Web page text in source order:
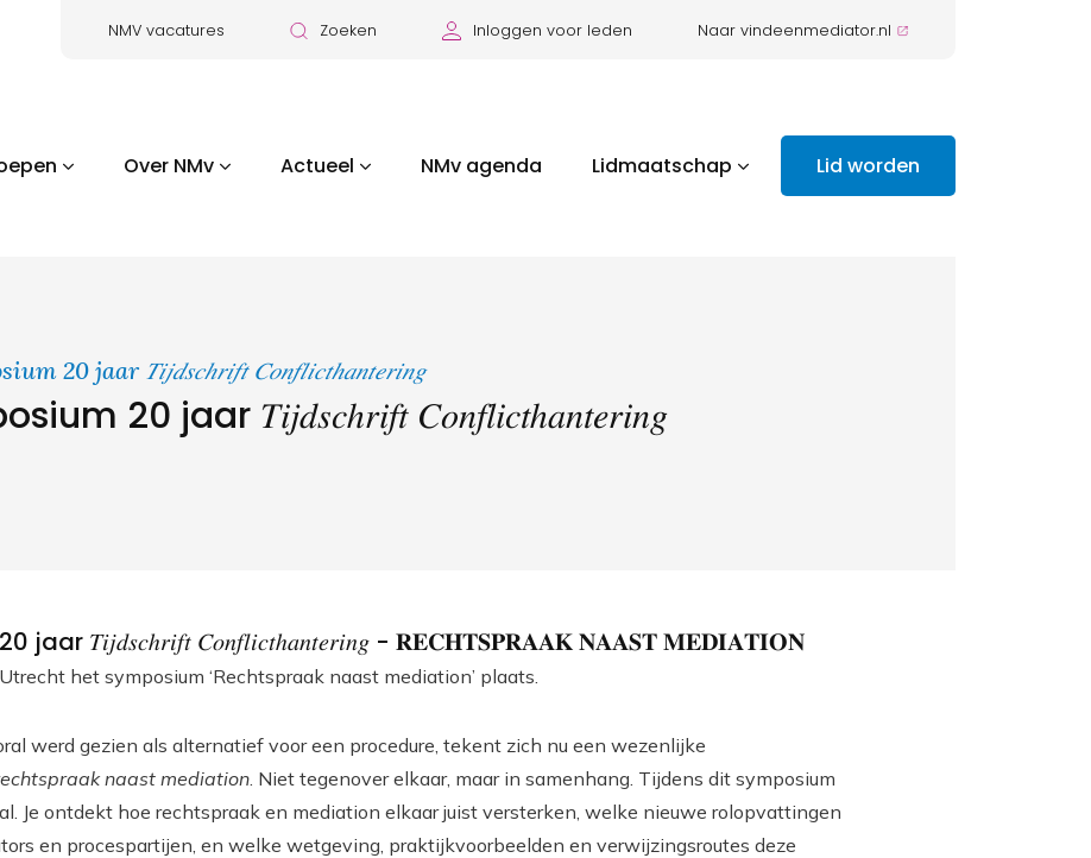
NMV vacatures Zoeken Inloggen voor leden Naar vindeenmediator.nl
Over NMv Actueel NMv agenda Lidmaatschap Lid worden
20 jaar 𝑇𝑖𝑗𝑑𝑠𝑐ℎ𝑟𝑖𝑓𝑡 𝐶𝑜𝑛𝑓𝑙𝑖𝑐𝑡ℎ𝑎𝑛𝑡𝑒𝑟𝑖𝑛𝑔
20 jaar 𝑇𝑖𝑗𝑑𝑠𝑐ℎ𝑟𝑖𝑓𝑡 𝐶𝑜𝑛𝑓𝑙𝑖𝑐𝑡ℎ𝑎𝑛𝑡𝑒𝑟𝑖𝑛𝑔
𝑇𝑖𝑗𝑑𝑠𝑐ℎ𝑟𝑖𝑓𝑡 𝐶𝑜𝑛𝑓𝑙𝑖𝑐𝑡ℎ𝑎𝑛𝑡𝑒𝑟𝑖𝑛𝑔 - 𝐑𝐄𝐂𝐇𝐓𝐒𝐏𝐑𝐀𝐀𝐊 𝐍𝐀𝐀𝐒𝐓 𝐌𝐄𝐃𝐈𝐀𝐓𝐈𝐎𝐍
het symposium ‘Rechtspraak naast mediation’ plaats.
werd gezien als alternatief voor een procedure, tekent zich nu een wezenlijke
naast mediation. Niet tegenover elkaar, maar in samenhang. Tijdens dit symposium
Je ontdekt hoe rechtspraak en mediation elkaar juist versterken, welke nieuwe rolopvattingen
en procespartijen, en welke wetgeving, praktijkvoorbeelden en verwijzingsroutes deze